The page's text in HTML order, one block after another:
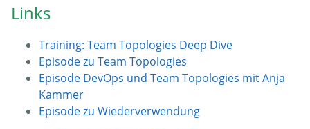
Links
Training: Team Topologies Deep Dive
Episode zu Team Topologies
Episode DevOps und Team Topologies mit Anja
Kammer
Episode zu Wiederverwendung